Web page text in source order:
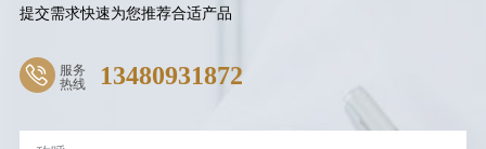
提交需求快速为您推荐合适产品
服务
热线 13480931872